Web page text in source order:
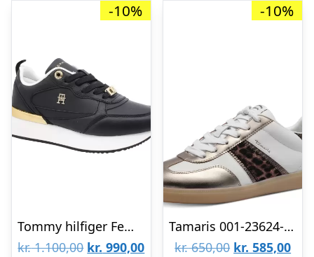
-10%
Tommy hilfiger Feminine Runner FW0FW08117-BDS
kr.1.100,00 Den
kr. 990,00Den
-10%
Tamaris 001-23624-43-329
kr.650,00 Den
kr. 585,00Den